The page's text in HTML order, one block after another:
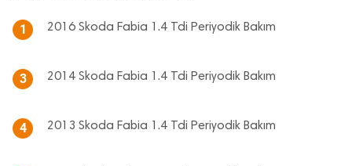
1 2016 Skoda Fabia 1.4 Tdi Periyodik Bakım
3 2014 Skoda Fabia 1.4 Tdi Periyodik Bakım
4 2013 Skoda Fabia 1.4 Tdi Periyodik Bakım